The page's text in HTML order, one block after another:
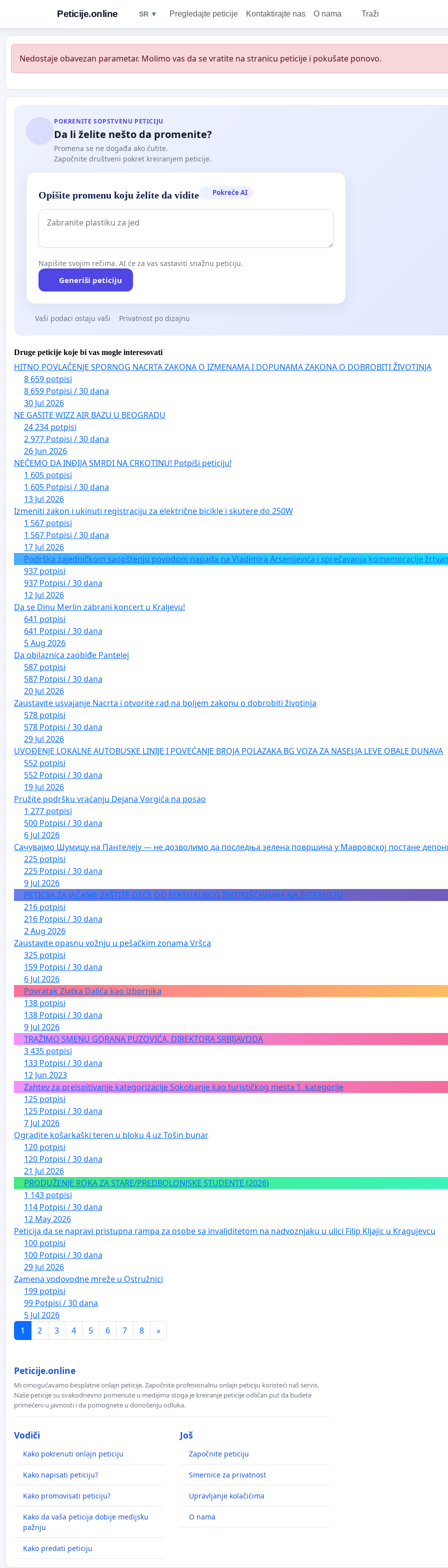
Peticije.online SR ▼ Pregledajte peticije Kontaktirajte nas O nama Traži
Nedostaje obavezan parametar. Molimo vas da se vratite na stranicu peticije i pokušate ponovo.
POKRENITE SOPSTVENU PETICIJU
Da li želite nešto da promenite?
Promena se ne događa ako ćutite.
Započnite društveni pokret kreiranjem peticije.
Opišite promenu koju želite da vidite Pokreće AI
Napišite svojim rečima. AI će za vas sastaviti snažnu peticiju.
Generiši peticiju
Vaši podaci ostaju vaši Privatnost po dizajnu
Druge peticije koje bi vas mogle interesovati
HITNO POVLAČENJE SPORNOG NACRTA ZAKONA O IZMENAMA I DOPUNAMA ZAKONA O DOBROBITI ŽIVOTINJA
8 659 potpisi
8 659 Potpisi / 30 dana
30 Jul 2026
NE GASITE WIZZ AIR BAZU U BEOGRADU
24 234 potpisi
2 977 Potpisi / 30 dana
26 Jun 2026
NEĆEMO DA INĐIJA SMRDI NA CRKOTINU! Potpiši peticiju!
1 605 potpisi
1 605 Potpisi / 30 dana
13 Jul 2026
Izmeniti zakon i ukinuti registraciju za električne bicikle i skutere do 250W
1 567 potpisi
1 567 Potpisi / 30 dana
17 Jul 2026
Podrška zajedničkom saopštenju povodom napada na Vladimira Arsenijevića i sprečavanja komemoracije
937 potpisi
937 Potpisi / 30 dana
12 Jul 2026
Da se Dinu Merlin zabrani koncert u Kraljevu!
641 potpisi
641 Potpisi / 30 dana
5 Aug 2026
Da obilaznica zaobiđe Pantelej
587 potpisi
587 Potpisi / 30 dana
20 Jul 2026
Zaustavite usvajanje Nacrta i otvorite rad na boljem zakonu o dobrobiti životinja
578 potpisi
578 Potpisi / 30 dana
29 Jul 2026
UVOĐENJE LOKALNE AUTOBUSKE LINIJE I POVEĆANJE BROJA POLAZAKA BG VOZA ZA NASELJA LEVE OBALE DUNAVA
552 potpisi
552 Potpisi / 30 dana
19 Jul 2026
Pružite podršku vraćanju Dejana Vorgića na posao
1 277 potpisi
500 Potpisi / 30 dana
6 Jul 2026
Сачувајмо Шумицу на Пантелеју — не дозволимо да последња зелена површина у Мавровској постане
225 potpisi
225 Potpisi / 30 dana
9 Jul 2026
PETICIJA ZA JAČANJE ZAŠTITE DECE OD SEKSUALNOG ISKORIŠĆAVANJA NA INTERNETU
216 potpisi
216 Potpisi / 30 dana
2 Aug 2026
Zaustavite opasnu vožnju u pešačkim zonama Vršca
325 potpisi
159 Potpisi / 30 dana
6 Jul 2026
Povratak Zlatka Dalića kao izbornika
138 potpisi
138 Potpisi / 30 dana
9 Jul 2026
TRAŽIMO SMENU GORANA PUZOVIĆA, DIREKTORA SRBIJAVODA
3 435 potpisi
133 Potpisi / 30 dana
12 Jun 2023
Zahtev za preispitivanje kategorizacije Sokobanje kao turističkog mesta 1. kategorije
125 potpisi
125 Potpisi / 30 dana
7 Jul 2026
Ogradite košarkaški teren u bloku 4 uz Tošin bunar
120 potpisi
120 Potpisi / 30 dana
21 Jul 2026
PRODUŽENJE ROKA ZA STARE/PREDBOLONJSKE STUDENTE (2026)
1 143 potpisi
114 Potpisi / 30 dana
12 May 2026
Peticija da se napravi pristupna rampa za osobe sa invaliditetom na nadvoznjaku u ulici Filip Kljajic u Kragujevcu
100 potpisi
100 Potpisi / 30 dana
29 Jul 2026
Zamena vodovodne mreže u Ostružnici
199 potpisi
99 Potpisi / 30 dana
5 Jul 2026
1
2 3 4 5 6 7 8 »
Peticije.online
Mi omogućavamo besplatne onlajn peticije. Započnite profesionalnu onlajn peticiju koristeći naš servis.
Naše peticije su svakodnevno pomenute u medijima stoga je kreiranje peticije odličan put da budete
primećeni u javnosti i da pomognete u donošenju odluka.
Vodiči
Kako pokrenuti onlajn peticiju
Kako napisati peticiju?
Kako promovisati peticiju?
Kako da vaša peticija dobije medijsku
pažnju
Kako predati peticiju
Još
Započnite peticiju
Smernice za privatnost
Upravljanje kolačićima
O nama